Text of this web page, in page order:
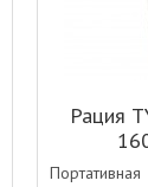
Рация